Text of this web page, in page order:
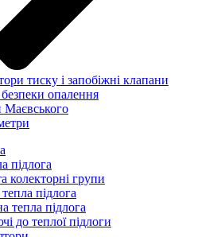
тиску і запобіжні клапани
опалення
підлога
колекторні групи
підлога
тепла підлога
до теплої підлоги